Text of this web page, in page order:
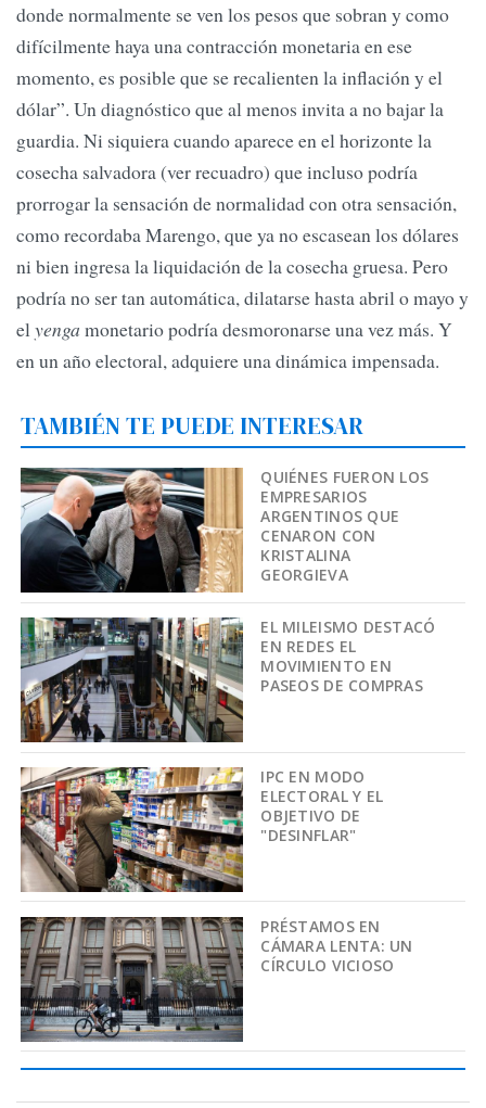
donde normalmente se ven los pesos que sobran y como
difícilmente haya una contracción monetaria en ese
momento, es posible que se recalienten la inflación y el
dólar”. Un diagnóstico que al menos invita a no bajar la
guardia. Ni siquiera cuando aparece en el horizonte la
cosecha salvadora (ver recuadro) que incluso podría
prorrogar la sensación de normalidad con otra sensación,
como recordaba Marengo, que ya no escasean los dólares
ni bien ingresa la liquidación de la cosecha gruesa. Pero
podría no ser tan automática, dilatarse hasta abril o mayo y
elyenga monetario podría desmoronarse una vez más. Y
en un año electoral, adquiere una dinámica impensada.
TAMBIÉN TE PUEDE INTERESAR
QUIÉNES FUERON LOS
EMPRESARIOS
ARGENTINOS QUE
CENARON CON
KRISTALINA
GEORGIEVA
EL MILEISMO DESTACÓ
EN REDES EL
MOVIMIENTO EN
PASEOS DE COMPRAS
IPC EN MODO
ELECTORAL Y EL
OBJETIVO DE
"DESINFLAR"
PRÉSTAMOS EN
CÁMARA LENTA: UN
CÍRCULO VICIOSO